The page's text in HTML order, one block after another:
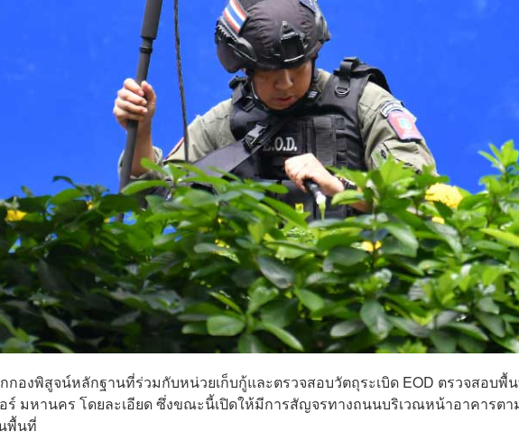
กองพิสูจน์หลักฐานที่ร่วมกับหน่วยเก็บกู้และตรวจสอบวัตถุระเบิด EOD ตรวจสอบพื้
ร์ มหานคร โดยละเอียด ซึ่งขณะนี้เปิดให้มีการสัญจรทางถนนบริเวณหน้าอาคารตา
พื้นที่